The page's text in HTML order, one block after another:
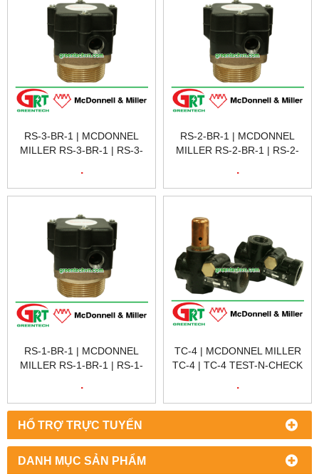
HỔ TRỢ TRỰC TUYẾN
DANH MỤC SẢN PHẨM
RS-3-BR-1 | MCDONNEL
MILLER RS-3-BR-1 | RS-3-
.
RS-2-BR-1 | MCDONNEL
MILLER RS-2-BR-1 | RS-2-
.
RS-1-BR-1 | MCDONNEL
MILLER RS-1-BR-1 | RS-1-
.
TC-4 | MCDONNEL MILLER
TC-4 | TC-4 TEST-N-CHECK
.